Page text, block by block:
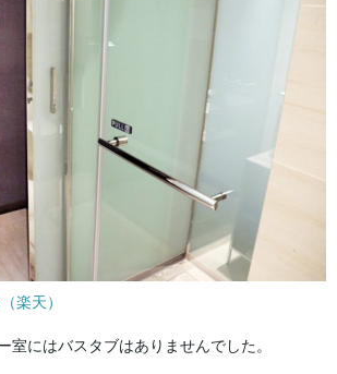
楽天）
室にはバスタブはありませんでした。